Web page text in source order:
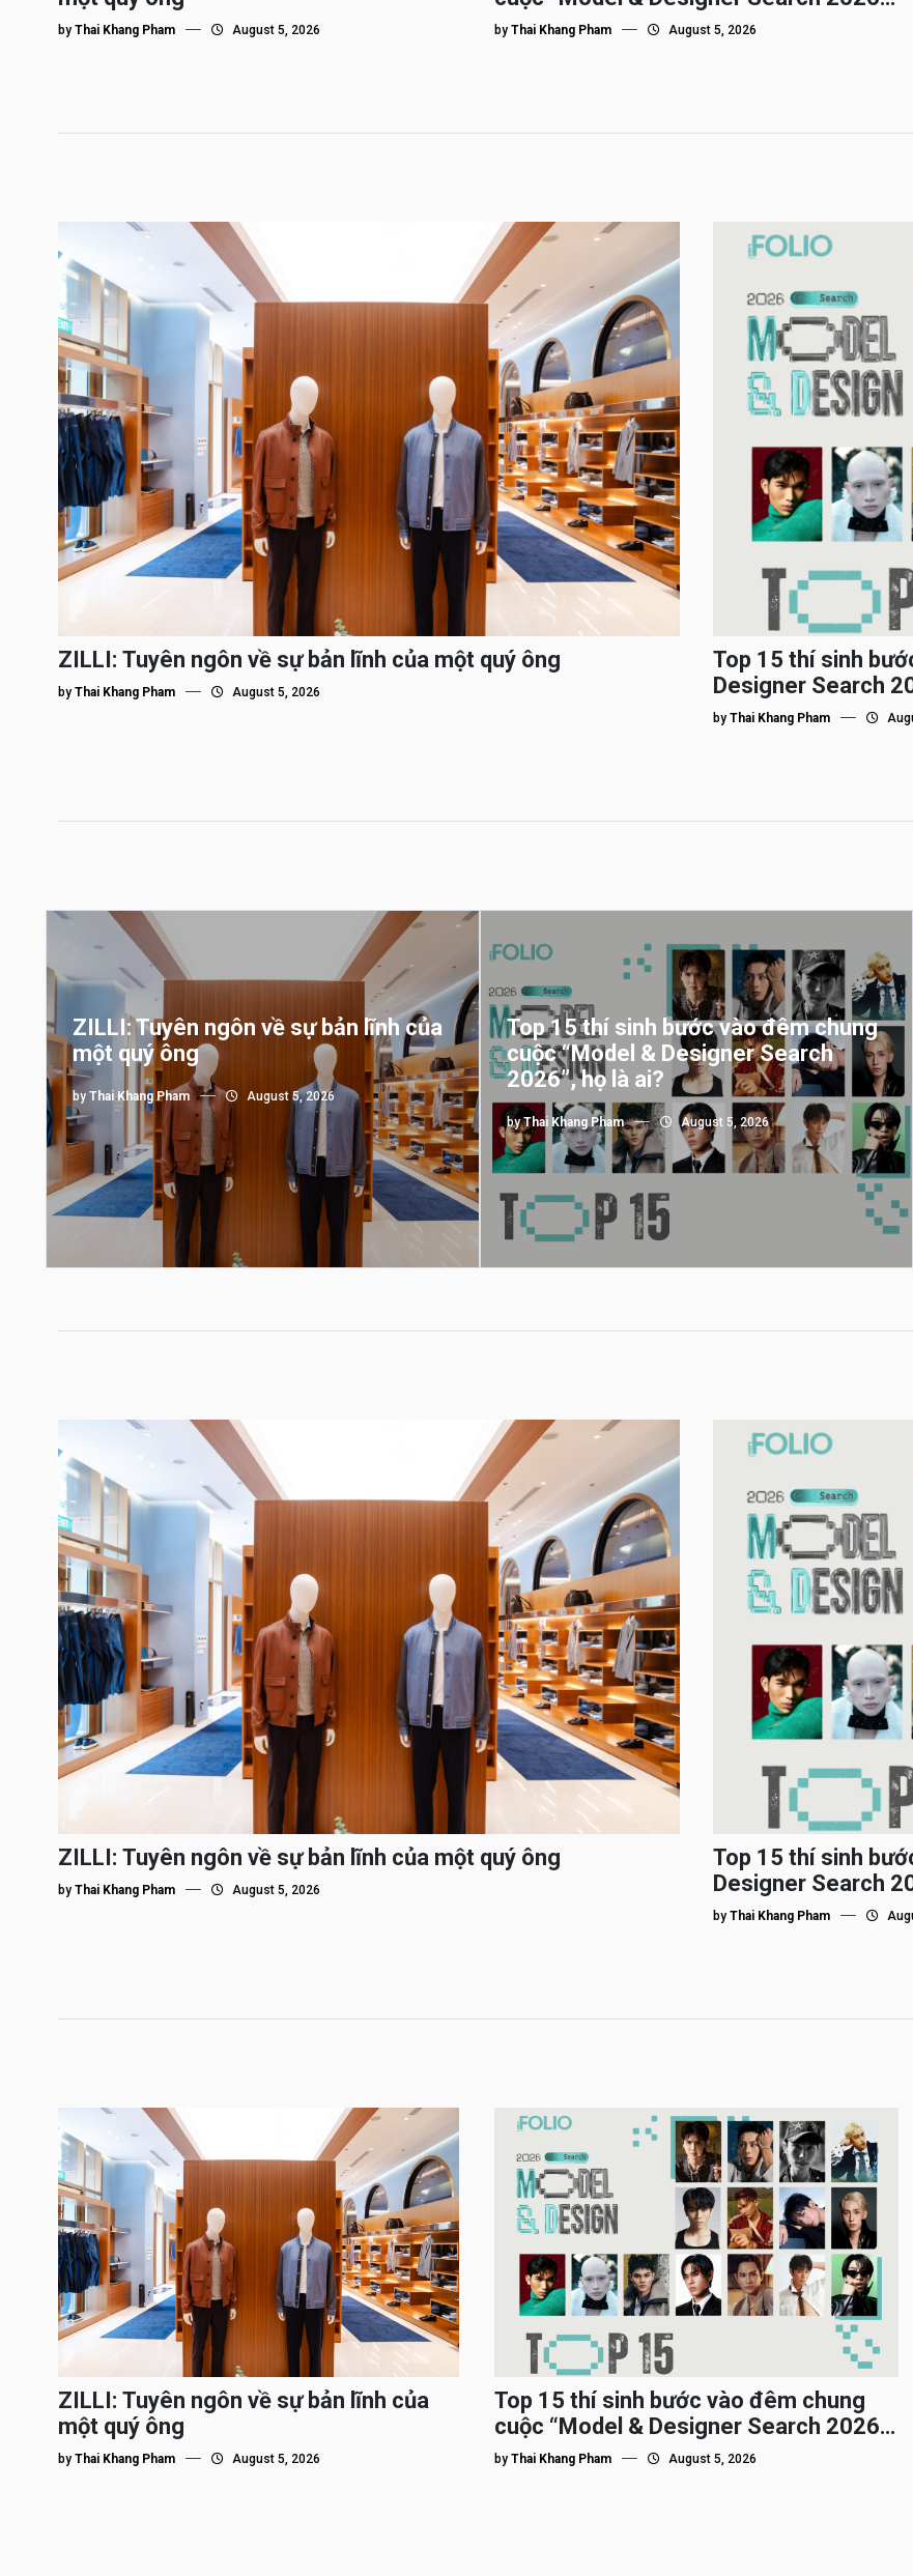
by Thai Khang Pham August 5, 2026
họ là ai?
by Thai Khang Pham August 5, 2026
ZILLI: Tuyên ngôn về sự bản lĩnh của một quý ông
by Thai Khang Pham August 5, 2026
Top 15 thí sinh
Designer Search
by Thai Khang Pham
ZILLI: Tuyên ngôn về sự bản lĩnh của
một quý ông
by Thai Khang Pham August 5, 2026
Top 15 thí sinh bước vào đêm chung
cuộc “Model & Designer Search
2026”, họ là ai?
byThai Khang Pham August 5, 2026
ZILLI: Tuyên ngôn về sự bản lĩnh của một quý ông
by Thai Khang Pham August 5, 2026
Top 15 thí sinh
Designer Search
by Thai Khang Pham
ZILLI: Tuyên ngôn về sự bản lĩnh của
một quý ông
by Thai Khang Pham August 5, 2026
Top 15 thí sinh bước vào đêm chung
cuộc “Model & Designer Search 2026”,
họ là ai?
by Thai Khang Pham August 5, 2026